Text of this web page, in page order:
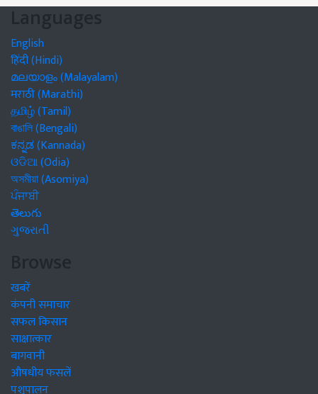
Languages
English
हिंदी (Hindi)
മലയാളം (Malayalam)
मराठी (Marathi)
தமிழ் (Tamil)
বাঙালি (Bengali)
ಕನ್ನಡ (Kannada)
ଓଡିଆ (Odia)
অসমীয়া (Asomiya)
ਪੰਜਾਬੀ
తెలుగు
ગુજરાતી
Browse
खबरें
कंपनी समाचार
सफल किसान
साक्षात्कार
बागवानी
औषधीय फसलें
पशुपालन